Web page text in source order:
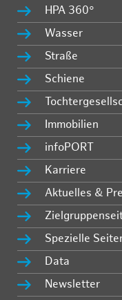
HPA 360°
Wasser
Straße
Schiene
Immobilien
infoPORT
Karriere
Aktuelles &
Spezielle
Data
Newsletter